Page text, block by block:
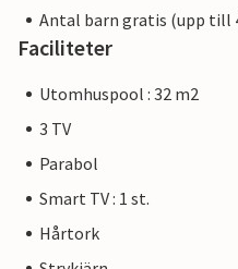
Antal barn gratis (upp till
Faciliteter
Utomhuspool : 32 m2
3 TV
Parabol
Smart TV : 1 st.
Hårtork